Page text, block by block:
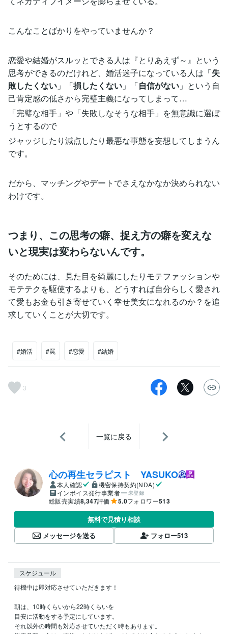
こんなことばかりをやっていませんか？
恋愛や結婚がスルッとできる人は『とりあえず～』という
思考ができるのだけれど、婚活迷子になっている人は「失
敗したくない 」「損したくない 」「自信がない 」という自
己肯定感の低さから完璧主義になってしまって…
「完璧な相手」や「失敗しなそうな相手」を無意識に選ぼ
うとするので
ジャッジしたり減点したり最悪な事態を妄想してしまうん
です。
だから、マッチングやデートでさえなかなか決められない
わけです。
つまり、この思考の癖、捉え方の癖を変えな
いと現実は変わらないんです。
そのためには、見た目を綺麗にしたりモテファッションや
モテテクを駆使するよりも、どうすれば自分らしく愛され
て愛もお金も引き寄せていく幸せ美女になれるのか？を追
求していくことが大切です。
#婚活 #罠 #恋愛 #結婚
3
一覧に戻る
心の再生セラピスト YASUKO
本人確認
機密保持契約(NDA)
インボイス発行事業者
未登録
総販売実績8,347評価 5.0フォロワー513
無料で見積り相談
メッセージを送る
フォロー513
スケジュール
待機中は即対応させていただきます！
朝は、10時くらいから22時くらいを
目安に活動をする予定にしています。
それ以外の時間も対応させていただく時もあります。